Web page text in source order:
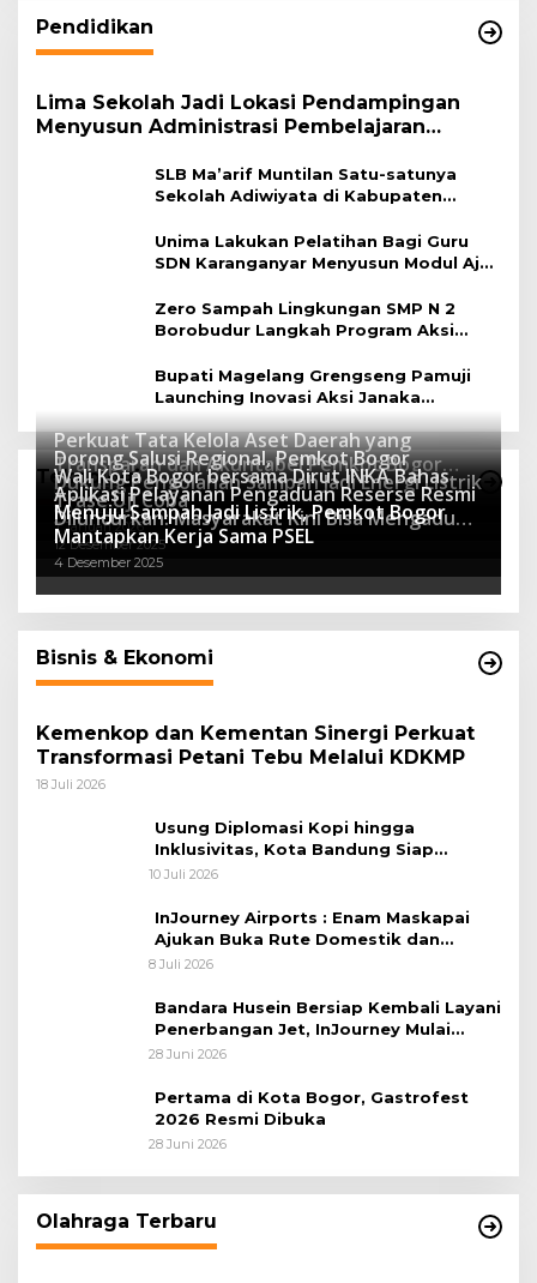
Pendidikan
Lima Sekolah Jadi Lokasi Pendampingan
Menyusun Administrasi Pembelajaran
SLB Ma’arif Muntilan Satu-satunya
Sekolah Adiwiyata di Kabupaten
Unima Lakukan Pelatihan Bagi Guru
SDN Karanganyar Menyusun Modul Ajar
Zero Sampah Lingkungan SMP N 2
Borobudur Langkah Program Aksi
Bupati Magelang Grengseng Pamuji
Launching Inovasi Aksi Janaka
Program Sekolah Adiwiyata
Teknologi
Perkuat Tata Kelola Aset Daerah yang
Transparan dan Akuntabel Pemkot Bogor
Luncurkan SIMASDA
8 Juli 2026
Dorong Salusi Regional, Pemkot Bogor
Dukung Pengolahan Sampah Jadi Energi Listrik
8 April 2026
Wali Kota Bogor bersama Dirut INKA Bahas
Trase Uji Coba
7 Januari 2026
Aplikasi Pelayanan Pengaduan Reserse Resmi
Diluncurkan: Masyarakat Kini Bisa Mengadu
Lebih Cepat, Mudah, dan Terintegrasi
12 Desember 2025
Menuju Sampah Jadi Listrik, Pemkot Bogor
Mantapkan Kerja Sama PSEL
4 Desember 2025
Bisnis & Ekonomi
Kemenkop dan Kementan Sinergi Perkuat
Transformasi Petani Tebu Melalui KDKMP
18 Juli 2026
Usung Diplomasi Kopi hingga
Inklusivitas, Kota Bandung Siap
Sambut 25 Duta Besar di Festival Asia
10 Juli 2026
InJourney Airports : Enam Maskapai
Ajukan Buka Rute Domestik dan
Internasional dari Bandara Husein
8 Juli 2026
Bandara Husein Bersiap Kembali Layani
Penerbangan Jet, InJourney Mulai
Tahap Optimalisasi
28 Juni 2026
Pertama di Kota Bogor, Gastrofest
2026 Resmi Dibuka
28 Juni 2026
Olahraga Terbaru